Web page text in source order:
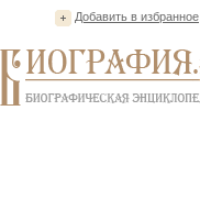
Добавить в избранное